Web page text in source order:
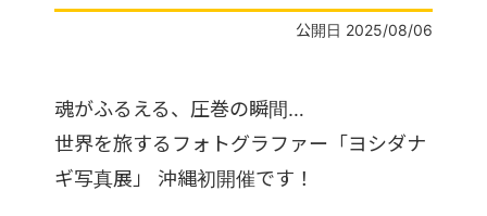
公開日 2025/08/06
魂がふるえる、圧巻の瞬間…
世界を旅するフォトグラファー「ヨシダナ
ギ写真展」 沖縄初開催です！